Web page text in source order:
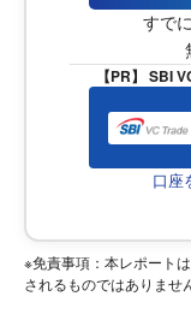
すで
【PR】 SBI
口座
※免責事項：本レポート
されるものではありませ